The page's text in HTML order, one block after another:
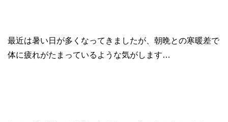
最近は暑い日が多くなってきましたが、朝晩との寒暖差で
体に疲れがたまっているような気がします…